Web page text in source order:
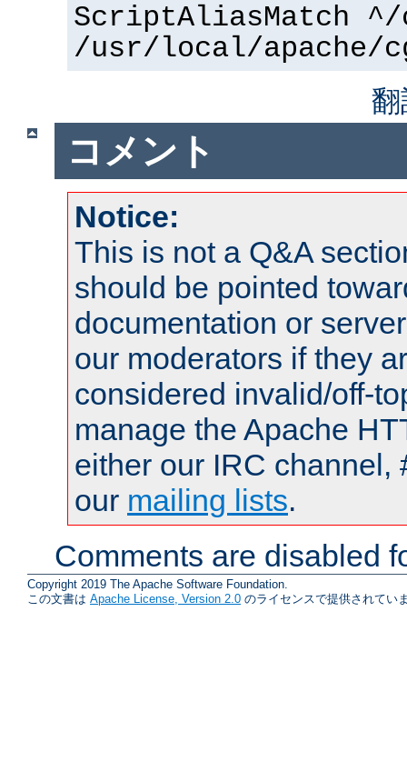
ScriptAliasMatch
/usr/local/apache/
コメント
Notice:
This is not a Q&A
should be pointed
documentation or
our moderators if they
considered invalid/off-
manage the Apache
either our IRC channel,
our mailing lists.
Comments are disabled
Copyright 2019 The Apache Software Foundation.
この文書は Apache License, Version 2.0 のライセンスで提供されてい